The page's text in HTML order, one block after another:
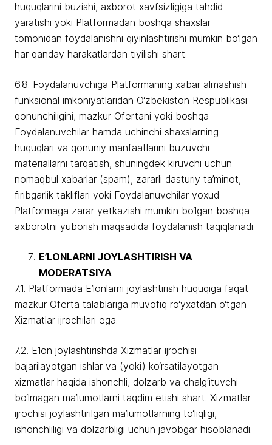
huquqlarini buzishi, axborot xavfsizligiga tahdid
yaratishi yoki Platformadan boshqa shaxslar
tomonidan foydalanishni qiyinlashtirishi mumkin bo‘lgan
har qanday harakatlardan tiyilishi shart.
6.8. Foydalanuvchiga Platformaning xabar almashish
funksional imkoniyatlaridan O‘zbekiston Respublikasi
qonunchiligini, mazkur Ofertani yoki boshqa
Foydalanuvchilar hamda uchinchi shaxslarning
huquqlari va qonuniy manfaatlarini buzuvchi
materiallarni tarqatish, shuningdek kiruvchi uchun
nomaqbul xabarlar (spam), zararli dasturiy ta’minot,
firibgarlik takliflari yoki Foydalanuvchilar yoxud
Platformaga zarar yetkazishi mumkin bo‘lgan boshqa
axborotni yuborish maqsadida foydalanish taqiqlanadi.
E’LONLARNI JOYLASHTIRISH VA
MODERATSIYA
7.1. Platformada E’lonlarni joylashtirish huquqiga faqat
mazkur Oferta talablariga muvofiq ro‘yxatdan o‘tgan
Xizmatlar ijrochilari ega.
7.2. E’lon joylashtirishda Xizmatlar ijrochisi
bajarilayotgan ishlar va (yoki) ko‘rsatilayotgan
xizmatlar haqida ishonchli, dolzarb va chalg‘ituvchi
bo‘lmagan ma’lumotlarni taqdim etishi shart. Xizmatlar
ijrochisi joylashtirilgan ma’lumotlarning to‘liqligi,
ishonchliligi va dolzarbligi uchun javobgar hisoblanadi.